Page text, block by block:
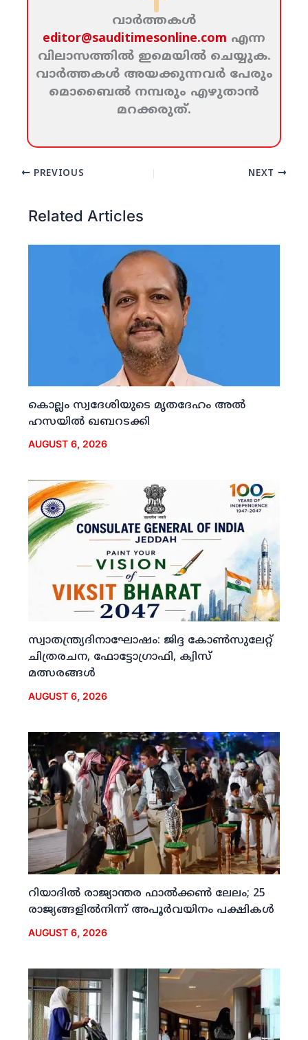
വാര്‍ത്തകള്‍
editor@sauditimesonline.com എന്ന
വിലാസത്തില്‍ ഇമെയില്‍ ചെയ്യുക.
വാര്‍ത്തകള്‍ അയക്കുന്നവര്‍ പേരും
മൊബൈല്‍ നമ്പരും എഴുതാന്‍
മറക്കരുത്‌.
PREVIOUS NEXT
Related Articles
കൊല്ലം സ്വദേശിയുടെ മൃതദേഹം അല്‍
ഹസയില്‍ ഖബറടക്കി
AUGUST 6, 2026
സ്വാതന്ത്ര്യദിനാഘോഷം: ജിദ്ദ കോണ്‍സുലേറ്റ്
ചിത്രരചന, ഫോട്ടോഗ്രാഫി, ക്വിസ്
മത്സരങ്ങള്‍
AUGUST 6, 2026
റിയാദില്‍ രാജ്യാന്തര ഫാല്‍ക്കണ്‍ ലേലം; 25
രാജ്യങ്ങളില്‍നിന്ന് അപൂര്‍വയിനം പക്ഷികള്‍
AUGUST 6, 2026